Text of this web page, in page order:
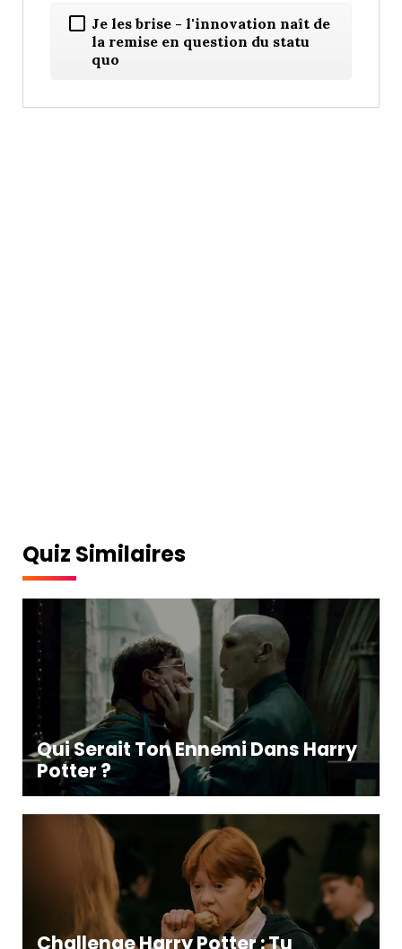
Je les brise - l'innovation naît de
la remise en question du statu
quo
Quiz Similaires
Qui Serait Ton Ennemi Dans Harry
Potter ?
Challenge Harry Potter : Tu